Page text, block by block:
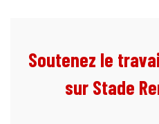
Soutenez le
sur Stade